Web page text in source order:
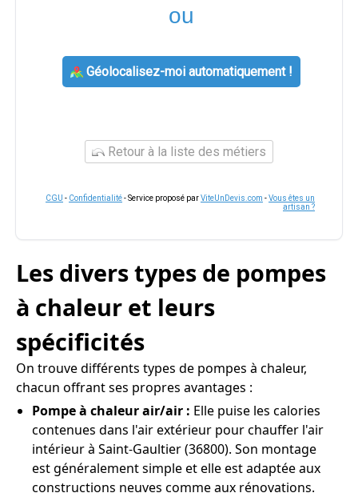
ou
Géolocalisez-moi automatiquement !
Retour à la liste des métiers
CGU - Confidentialité- Service proposé parViteUnDevis.com -Vous êtes un
artisan ?
Les divers types de pompes
à chaleur et leurs
spécificités
On trouve différents types de pompes à chaleur,
chacun offrant ses propres avantages :
Pompe à chaleur air/air : Elle puise les calories
contenues dans l'air extérieur pour chauffer l'air
intérieur à Saint-Gaultier (36800). Son montage
est généralement simple et elle est adaptée aux
constructions neuves comme aux rénovations.